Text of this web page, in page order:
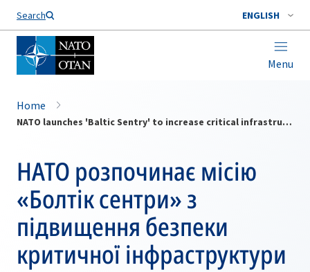
Search ENGLISH
Menu
Home
NATO launches 'Baltic Sentry' to increase critical infrastructure security
НАТО розпочинає місію
«Болтік сентри» з
підвищення безпеки
критичної інфраструктури